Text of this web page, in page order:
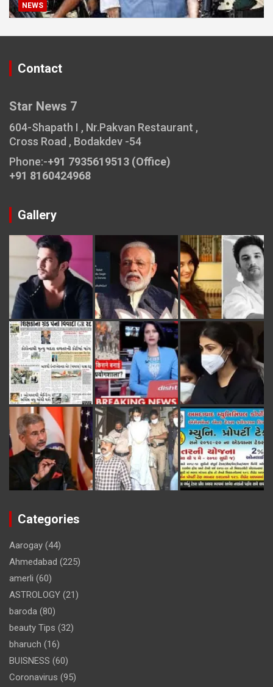
NEWS
Contact
Star News 7
604-Shapath I , Nr.Pakvan Restaurant ,
Cross Road , Bodakdev -54
Phone:-+91 7935619513 (Office)
+91 8160424968
Gallery
Categories
Aarogay (44)
Ahmedabad (225)
amerli (60)
ASTROLOGY (21)
baroda (80)
beauty Tips (32)
bharuch (16)
BUISNESS (60)
Coronavirus (95)